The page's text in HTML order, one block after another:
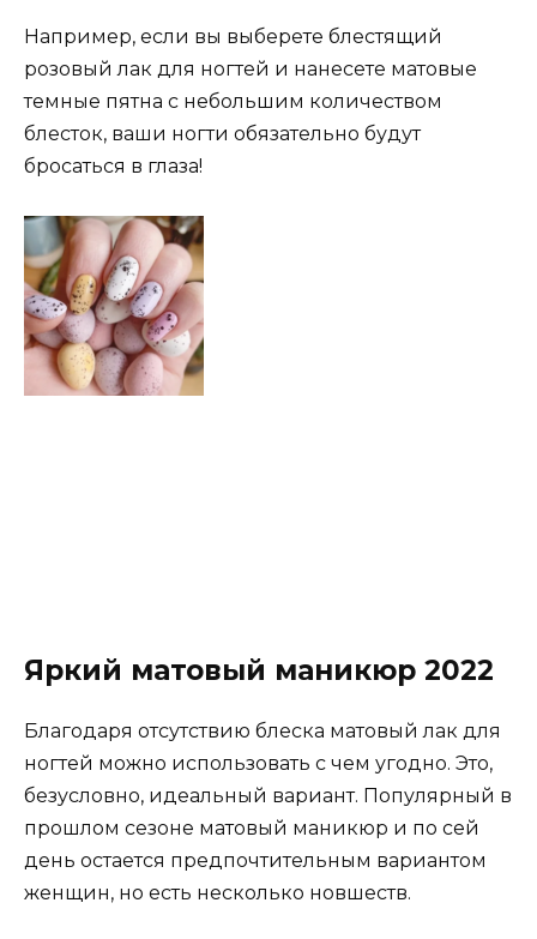
Например, если вы выберете блестящий
розовый лак для ногтей и нанесете матовые
темные пятна с небольшим количеством
блесток, ваши ногти обязательно будут
бросаться в глаза!
Яркий матовый маникюр 2022
Благодаря отсутствию блеска матовый лак для
ногтей можно использовать с чем угодно. Это,
безусловно, идеальный вариант. Популярный в
прошлом сезоне матовый маникюр и по сей
день остается предпочтительным вариантом
женщин, но есть несколько новшеств.